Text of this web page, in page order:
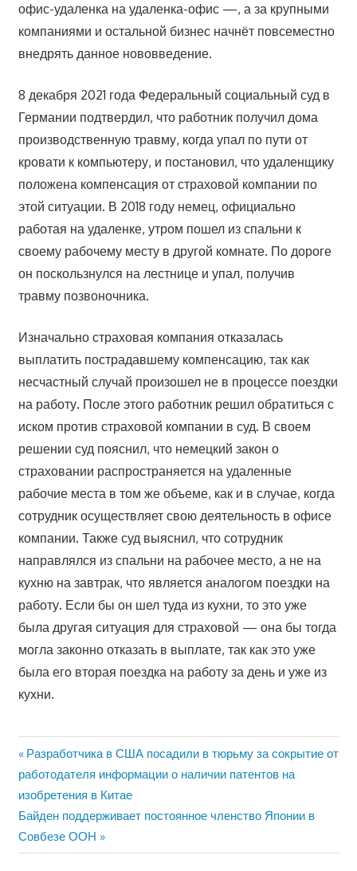
офис-удаленка на удаленка-офис —, а за крупными
компаниями и остальной бизнес начнёт повсеместно
внедрять данное нововведение.
8 декабря 2021 года Федеральный социальный суд в
Германии подтвердил, что работник получил дома
производственную травму, когда упал по пути от
кровати к компьютеру, и постановил, что удаленщику
положена компенсация от страховой компании по
этой ситуации. В 2018 году немец, официально
работая на удаленке, утром пошел из спальни к
своему рабочему месту в другой комнате. По дороге
он поскользнулся на лестнице и упал, получив
травму позвоночника.
Изначально страховая компания отказалась
выплатить пострадавшему компенсацию, так как
несчастный случай произошел не в процессе поездки
на работу. После этого работник решил обратиться с
иском против страховой компании в суд. В своем
решении суд пояснил, что немецкий закон о
страховании распространяется на удаленные
рабочие места в том же объеме, как и в случае, когда
сотрудник осуществляет свою деятельность в офисе
компании. Также суд выяснил, что сотрудник
направлялся из спальни на рабочее место, а не на
кухню на завтрак, что является аналогом поездки на
работу. Если бы он шел туда из кухни, то это уже
была другая ситуация для страховой — она бы тогда
могла законно отказать в выплате, так как это уже
была его вторая поездка на работу за день и уже из
кухни.
Навигация
по
записям
Предыдущая
запись:
Разработчика в США посадили в тюрьму за сокрытие от
работодателя информации о наличии патентов на
изобретения в Китае
Следующая
запись:
Байден поддерживает постоянное членство Японии в
Совбезе ООН